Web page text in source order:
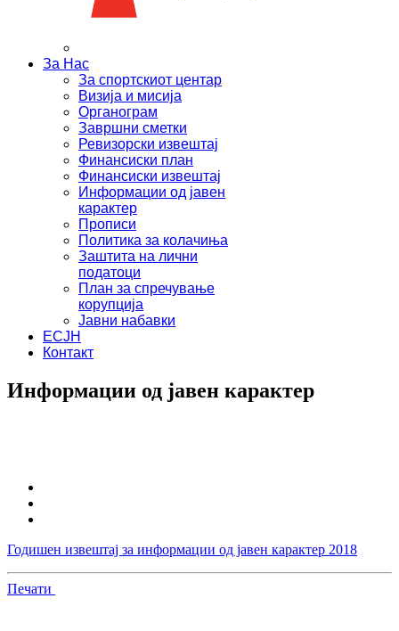
За Нас
За спортскиот центар
Визија и мисија
Органограм
Завршни сметки
Ревизорски извештај
Финансиски план
Финансиски извештај
Информации од јавен
карактер
Прописи
Политика за колачиња
Заштита на лични
податоци
План за спречување
корупција
Јавни набавки
ЕСЈН
Контакт
Информации од јавен карактер
Годишен извештај за информации од јавен карактер 2018
Печати